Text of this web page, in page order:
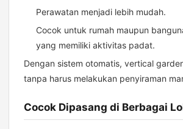
Perawatan menjadi lebih mudah.
Cocok untuk rumah maupun
yang memiliki aktivitas padat.
Dengan sistem otomatis, vertical
tanpa harus melakukan penyiraman
Cocok Dipasang di Berbagai